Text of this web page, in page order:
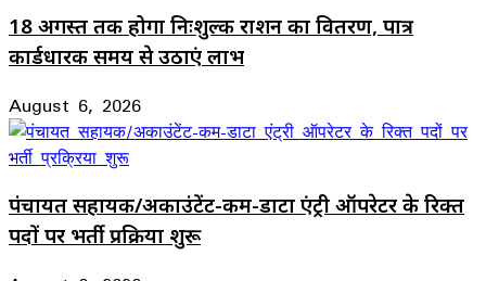
18 अगस्त तक होगा निःशुल्क राशन का वितरण, पात्र
कार्डधारक समय से उठाएं लाभ
August 6, 2026
पंचायत सहायक/अकाउंटेंट-कम-डाटा एंट्री ऑपरेटर के रिक्त
पदों पर भर्ती प्रक्रिया शुरू